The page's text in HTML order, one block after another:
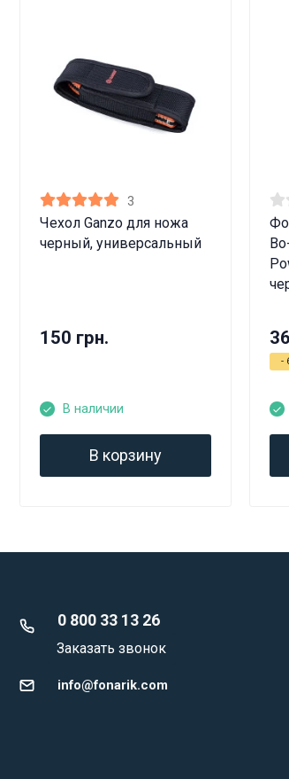
3
Чехол Ganzo для ножа
черный, универсальный
150 грн.
В наличии
В корзину
-
0 800 33 13 26
Заказать звонок
info@fonarik.com